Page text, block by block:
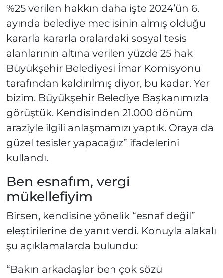
%25 verilen hakkın daha işte 2024’ün 6.
ayında belediye meclisinin almış olduğu
kararla kararla oralardaki sosyal tesis
alanlarının altına verilen yüzde 25 hak
Büyükşehir Belediyesi İmar Komisyonu
tarafından kaldırılmış diyor, bu kadar. Yer
bizim. Büyükşehir Belediye Başkanımızla
görüştük. Kendisinden 21.000 dönüm
araziyle ilgili anlaşmamızı yaptık. Oraya da
güzel tesisler yapacağız” ifadelerini
kullandı.
Ben esnafım, vergi
mükellefiyim
Birsen, kendisine yönelik “esnaf değil”
eleştirilerine de yanıt verdi. Konuyla alakalı
şu açıklamalarda bulundu:
“Bakın arkadaşlar ben çok sözü